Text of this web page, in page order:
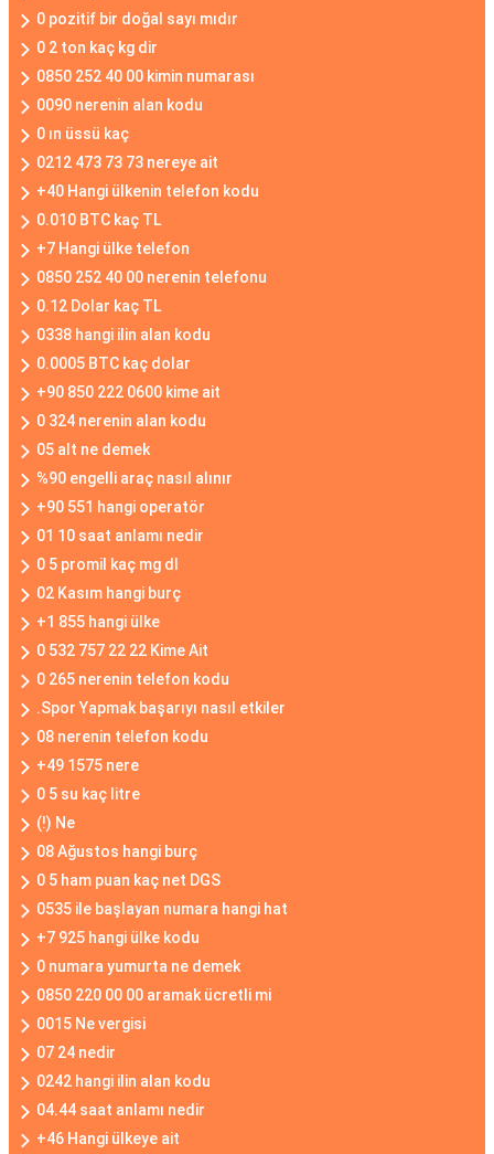
0 pozitif bir doğal sayı mıdır
0 2 ton kaç kg dir
0850 252 40 00 kimin numarası
0090 nerenin alan kodu
0 ın üssü kaç
0212 473 73 73 nereye ait
+40 Hangi ülkenin telefon kodu
0.010 BTC kaç TL
+7 Hangi ülke telefon
0850 252 40 00 nerenin telefonu
0.12 Dolar kaç TL
0338 hangi ilin alan kodu
0.0005 BTC kaç dolar
+90 850 222 0600 kime ait
0 324 nerenin alan kodu
05 alt ne demek
%90 engelli araç nasıl alınır
+90 551 hangi operatör
01 10 saat anlamı nedir
0 5 promil kaç mg dl
02 Kasım hangi burç
+1 855 hangi ülke
0 532 757 22 22 Kime Ait
0 265 nerenin telefon kodu
.Spor Yapmak başarıyı nasıl etkiler
08 nerenin telefon kodu
+49 1575 nere
0 5 su kaç litre
(!) Ne
08 Ağustos hangi burç
0 5 ham puan kaç net DGS
0535 ile başlayan numara hangi hat
+7 925 hangi ülke kodu
0 numara yumurta ne demek
0850 220 00 00 aramak ücretli mi
0015 Ne vergisi
07 24 nedir
0242 hangi ilin alan kodu
04.44 saat anlamı nedir
+46 Hangi ülkeye ait